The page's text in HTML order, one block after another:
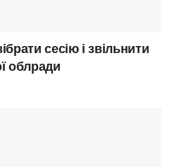
сесію і звільнити
облради